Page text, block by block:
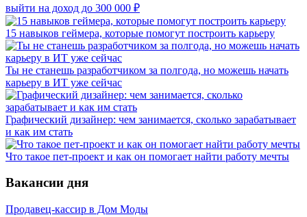
выйти на доход до 300 000 ₽
15 навыков геймера, которые помогут построить карьеру
Ты не станешь разработчиком за полгода, но можешь начать
карьеру в ИТ уже сейчас
Графический дизайнер: чем занимается, сколько зарабатывает
и как им стать
Что такое пет-проект и как он помогает найти работу мечты
Вакансии дня
Продавец-кассир в Дом Моды